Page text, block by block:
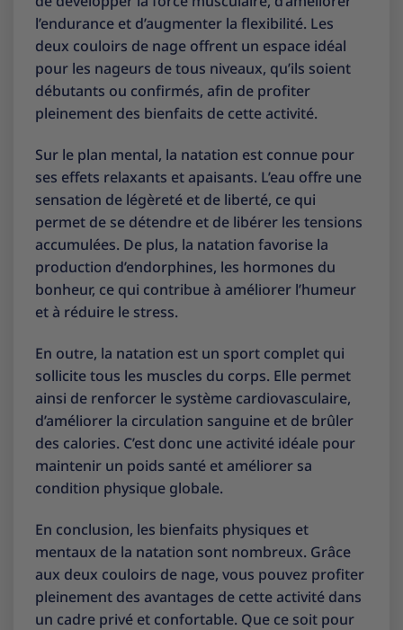
l’endurance et d’augmenter la flexibilité. Les
deux couloirs de nage offrent un espace idéal
pour les nageurs de tous niveaux, qu’ils soient
débutants ou confirmés, afin de profiter
pleinement des bienfaits de cette activité.
Sur le plan mental, la natation est connue pour
ses effets relaxants et apaisants. L’eau offre une
sensation de légèreté et de liberté, ce qui
permet de se détendre et de libérer les tensions
accumulées. De plus, la natation favorise la
production d’endorphines, les hormones du
bonheur, ce qui contribue à améliorer l’humeur
et à réduire le stress.
En outre, la natation est un sport complet qui
sollicite tous les muscles du corps. Elle permet
ainsi de renforcer le système cardiovasculaire,
d’améliorer la circulation sanguine et de brûler
des calories. C’est donc une activité idéale pour
maintenir un poids santé et améliorer sa
condition physique globale.
En conclusion, les bienfaits physiques et
mentaux de la natation sont nombreux. Grâce
aux deux couloirs de nage, vous pouvez profiter
pleinement des avantages de cette activité dans
un cadre privé et confortable. Que ce soit pour